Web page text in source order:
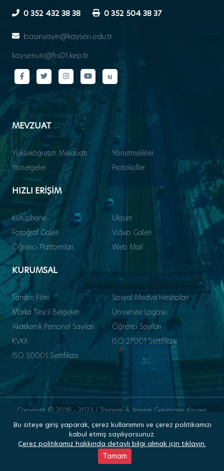
0 352 432 38 38
0 352 504 38 37
basinyayin@kayseri.edu.tr
kayseriuni@hs01.kep.tr
MEVZUAT
Yükseköğretim Mevzuatı
Yönetmelikler
Yönergeler
Protokoller
HIZLI ERİŞİM
Kütüphane
Ulaşım
Fotoğraf Galeri
Video Galeri
Öğrenci Platformları
Web Mail
KURUMSAL
Tanıtım Filmi
Sosyal Medya Hesapları
Marka Tescil Belgeleri
Üniversite Logosu
Akademik Personel Sayıları
Öğrenci Sayıları
KVKK
ISO 27001 Sertifikası
ISO 50001 Sertifikası
Copyright © 2018 - 2023 / Tasarım & Yazılım Geliştirme: Kayseri
Bu siteye giriş yaparak, çerez kullanımını ve çerez politikamızı
kabul etmiş sayılıyorsunuz.
Çerez politikamız hakkında detaylı bilgi almak için tıklayın.
Tamam
Kişisel Verileri Koruma Kanunu (KVKK)